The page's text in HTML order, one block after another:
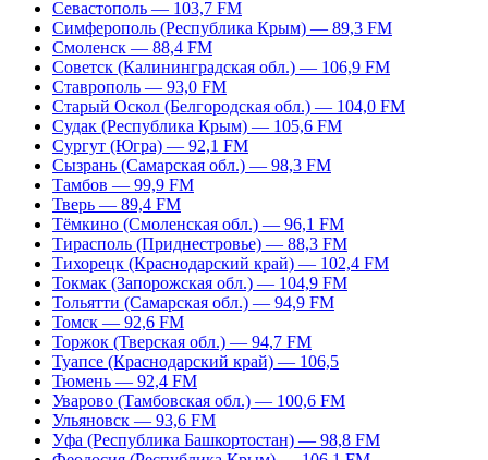
Севастополь — 103,7 FM
Симферополь (Республика Крым) — 89,3 FM
Смоленск — 88,4 FM
Советск (Калининградская обл.) — 106,9 FM
Ставрополь — 93,0 FM
Старый Оскол (Белгородская обл.) — 104,0 FM
Судак (Республика Крым) — 105,6 FM
Сургут (Югра) — 92,1 FM
Сызрань (Самарская обл.) — 98,3 FM
Тамбов — 99,9 FM
Тверь — 89,4 FM
Тёмкино (Смоленская обл.) — 96,1 FM
Тирасполь (Приднестровье) — 88,3 FM
Тихорецк (Краснодарский край) — 102,4 FM
Токмак (Запорожская обл.) — 104,9 FM
Тольятти (Самарская обл.) — 94,9 FM
Томск — 92,6 FM
Торжок (Тверская обл.) — 94,7 FM
Туапсе (Краснодарский край) — 106,5
Тюмень — 92,4 FM
Уварово (Тамбовская обл.) — 100,6 FM
Ульяновск — 93,6 FM
Уфа (Республика Башкортостан) — 98,8 FM